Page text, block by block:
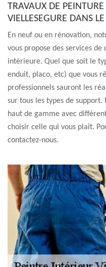
TRAVAUX DE
VIELLESEGURE DANS
En neuf ou en rénovation,
vous propose des services
intérieure. Quel que soit le
enduit, placo, etc) que vous
professionnels sauront les
sur tous les types de support.
haut de gamme avec
choisir celle qui vous plaît.
contactez-nous.